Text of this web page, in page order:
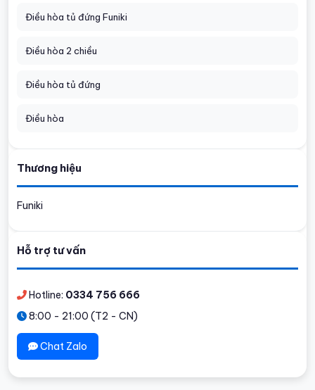
Điều hòa tủ đứng Funiki
Điều hòa 2 chiều
Điều hòa tủ đứng
Điều hòa
Thương hiệu
Funiki
Hỗ trợ tư vấn
Hotline: 0334 756 666
8:00 - 21:00 (T2 - CN)
Chat Zalo